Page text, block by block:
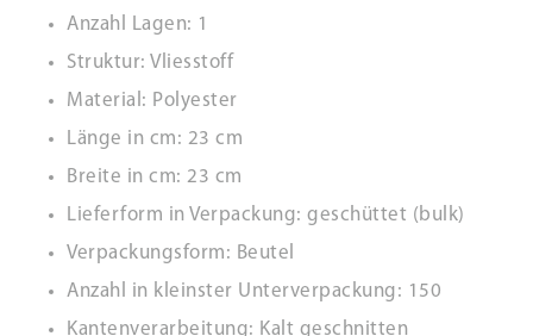
Anzahl Lagen: 1
Struktur: Vliesstoff
Material: Polyester
Länge in cm: 23 cm
Breite in cm: 23 cm
Lieferform in Verpackung: geschüttet (bulk)
Verpackungsform: Beutel
Anzahl in kleinster Unterverpackung: 150
Kantenverarbeitung: Kalt geschnitten